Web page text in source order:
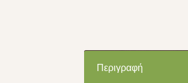
Περιγραφή